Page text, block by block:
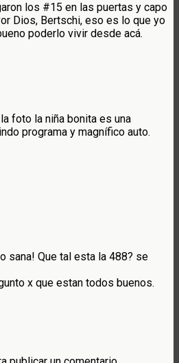
los #15 en las puertas y capo
Dios, Bertschi, eso es lo que yo
poderlo vivir desde acá.
foto la niña bonita es una
programa y magnífico auto.
sana! Que tal esta la 488? se
x que estan todos buenos.